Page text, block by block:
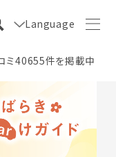
Language
ミ40655件を掲載中